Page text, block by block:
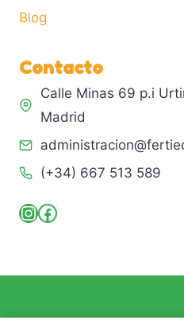
Blog
Contacto
Calle Minas 69 p.i
Madrid
(+34) 667 513 589
Instagram
Facebook